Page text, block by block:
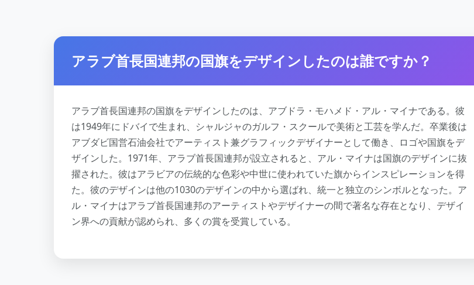
アラブ首長国連邦の国旗をデザインしたのは誰ですか？
アラブ首長国連邦の国旗をデザインしたのは、アブドラ・モハメド・アル・マイナである。彼
は1949年にドバイで生まれ、シャルジャのガルフ・スクールで美術と工芸を学んだ。卒業後は
アブダビ国営石油会社でアーティスト兼グラフィックデザイナーとして働き、ロゴや国旗をデ
ザインした。1971年、アラブ首長国連邦が設立されると、アル・マイナは国旗のデザインに抜
擢された。彼はアラビアの伝統的な色彩や中世に使われていた旗からインスピレーションを得
た。彼のデザインは他の1030のデザインの中から選ばれ、統一と独立のシンボルとなった。ア
ル・マイナはアラブ首長国連邦のアーティストやデザイナーの間で著名な存在となり、デザイ
ン界への貢献が認められ、多くの賞を受賞している。